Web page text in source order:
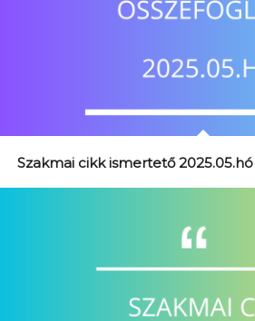
Szakmai cikk ismertető 2025.05.hó